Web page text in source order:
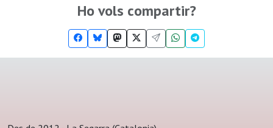
Ho vols compartir?